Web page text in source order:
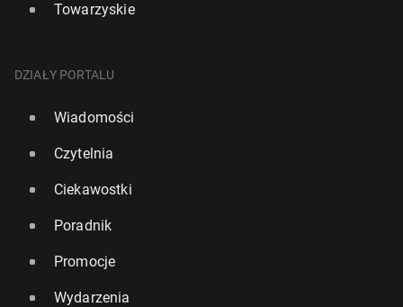
Towarzyskie
DZIAŁY PORTALU
Wiadomości
Czytelnia
Ciekawostki
Poradnik
Promocje
Wydarzenia